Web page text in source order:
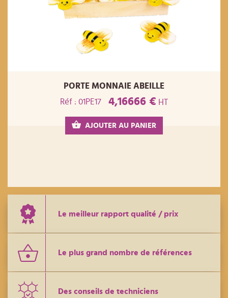
PORTE MONNAIE ABEILLE
Réf : 01PE17
4,16666 € HT
AJOUTER AU PANIER
Le meilleur rapport qualité / prix
Le plus grand nombre de références
Des conseils de techniciens